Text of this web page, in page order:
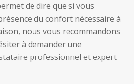
de dire que si vous
du confort nécessaire à
nous vous recommandons
à demander une
professionnel et expert